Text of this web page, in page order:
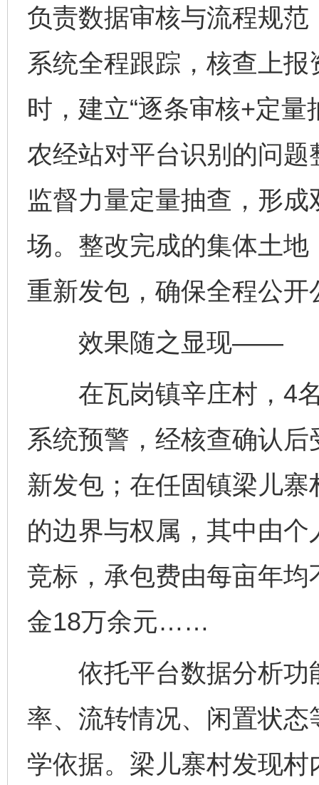
负责数据审核与流程规
系统全程跟踪，核查上
时，建立“逐条审核+定
农经站对平台识别的问
监督力量定量抽查，形
场。整改完成的集体土
重新发包，确保全程公开
效果随之显现——
在瓦岗镇辛庄村，4名
系统预警，经核查确认
新发包；在任固镇梁儿
的边界与权属，其中由
竞标，承包费由每亩年
金18万余元……
依托平台数据分析功
率、流转情况、闲置状
学依据。梁儿寨村发现